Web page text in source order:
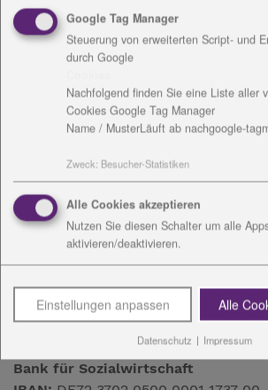
Kontakt
Industriestraße 1
07318 Saalfeld
Mail:B.Rank @diakonie-wl.de
Spendenkonto
Bank für Sozialwirtschaft
Google Tag Manager
Steuerung von erweiterten Script- und
durch Google
Nachfolgend finden Sie eine Liste aller
Cookies Google Tag Manager
Name / MusterLäuft ab nachgoogle-
Zweck: Besucher-Statistiken
Alle Cookies akzeptieren
Nutzen Sie diesen Schalter um alle
aktivieren/deaktivieren.
Einstellungen anpassen Alle
Datenschutz | Impressum